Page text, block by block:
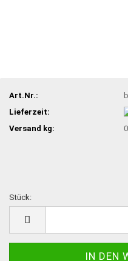
Art.Nr.:
Lieferzeit:
Versand kg:
Stück: